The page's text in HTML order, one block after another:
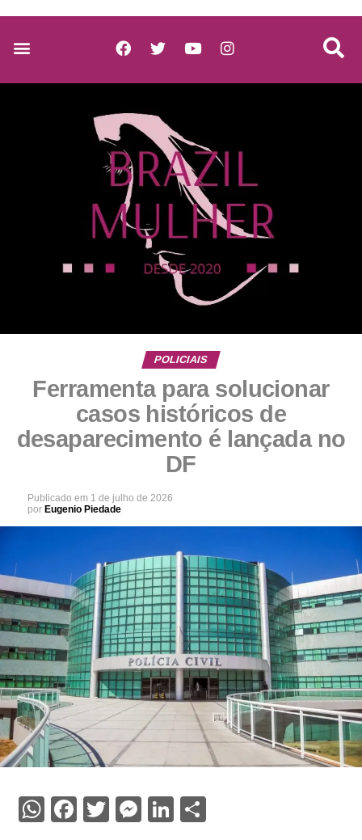
POLICIAIS
Ferramenta para solucionar
casos históricos de
desaparecimento é lançada no
DF
Publicado em 1 de julho de 2026
por Eugenio Piedade
WhatsApp
Facebook
Twitter
Messenger
LinkedIn
Share